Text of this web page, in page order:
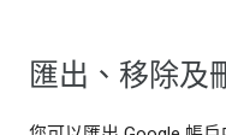
匯出、移除及